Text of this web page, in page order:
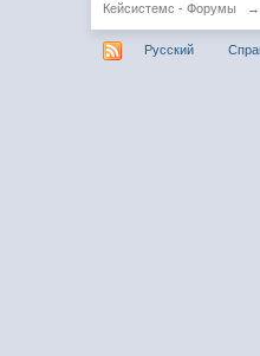
Кейсистемс - Форумы →
Русский